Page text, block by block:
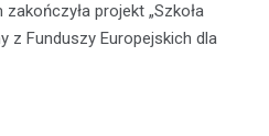
projekt „Szkoła
z Funduszy Europejskich dla